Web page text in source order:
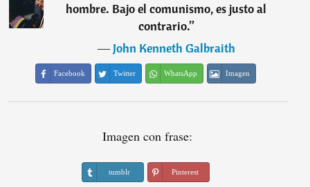
hombre. Bajo el comunismo, es justo al
contrario.”
―John Kenneth Galbraith
Facebook Twitter WhatsApp Imagen
Imagen con frase:
tumblr Pinterest